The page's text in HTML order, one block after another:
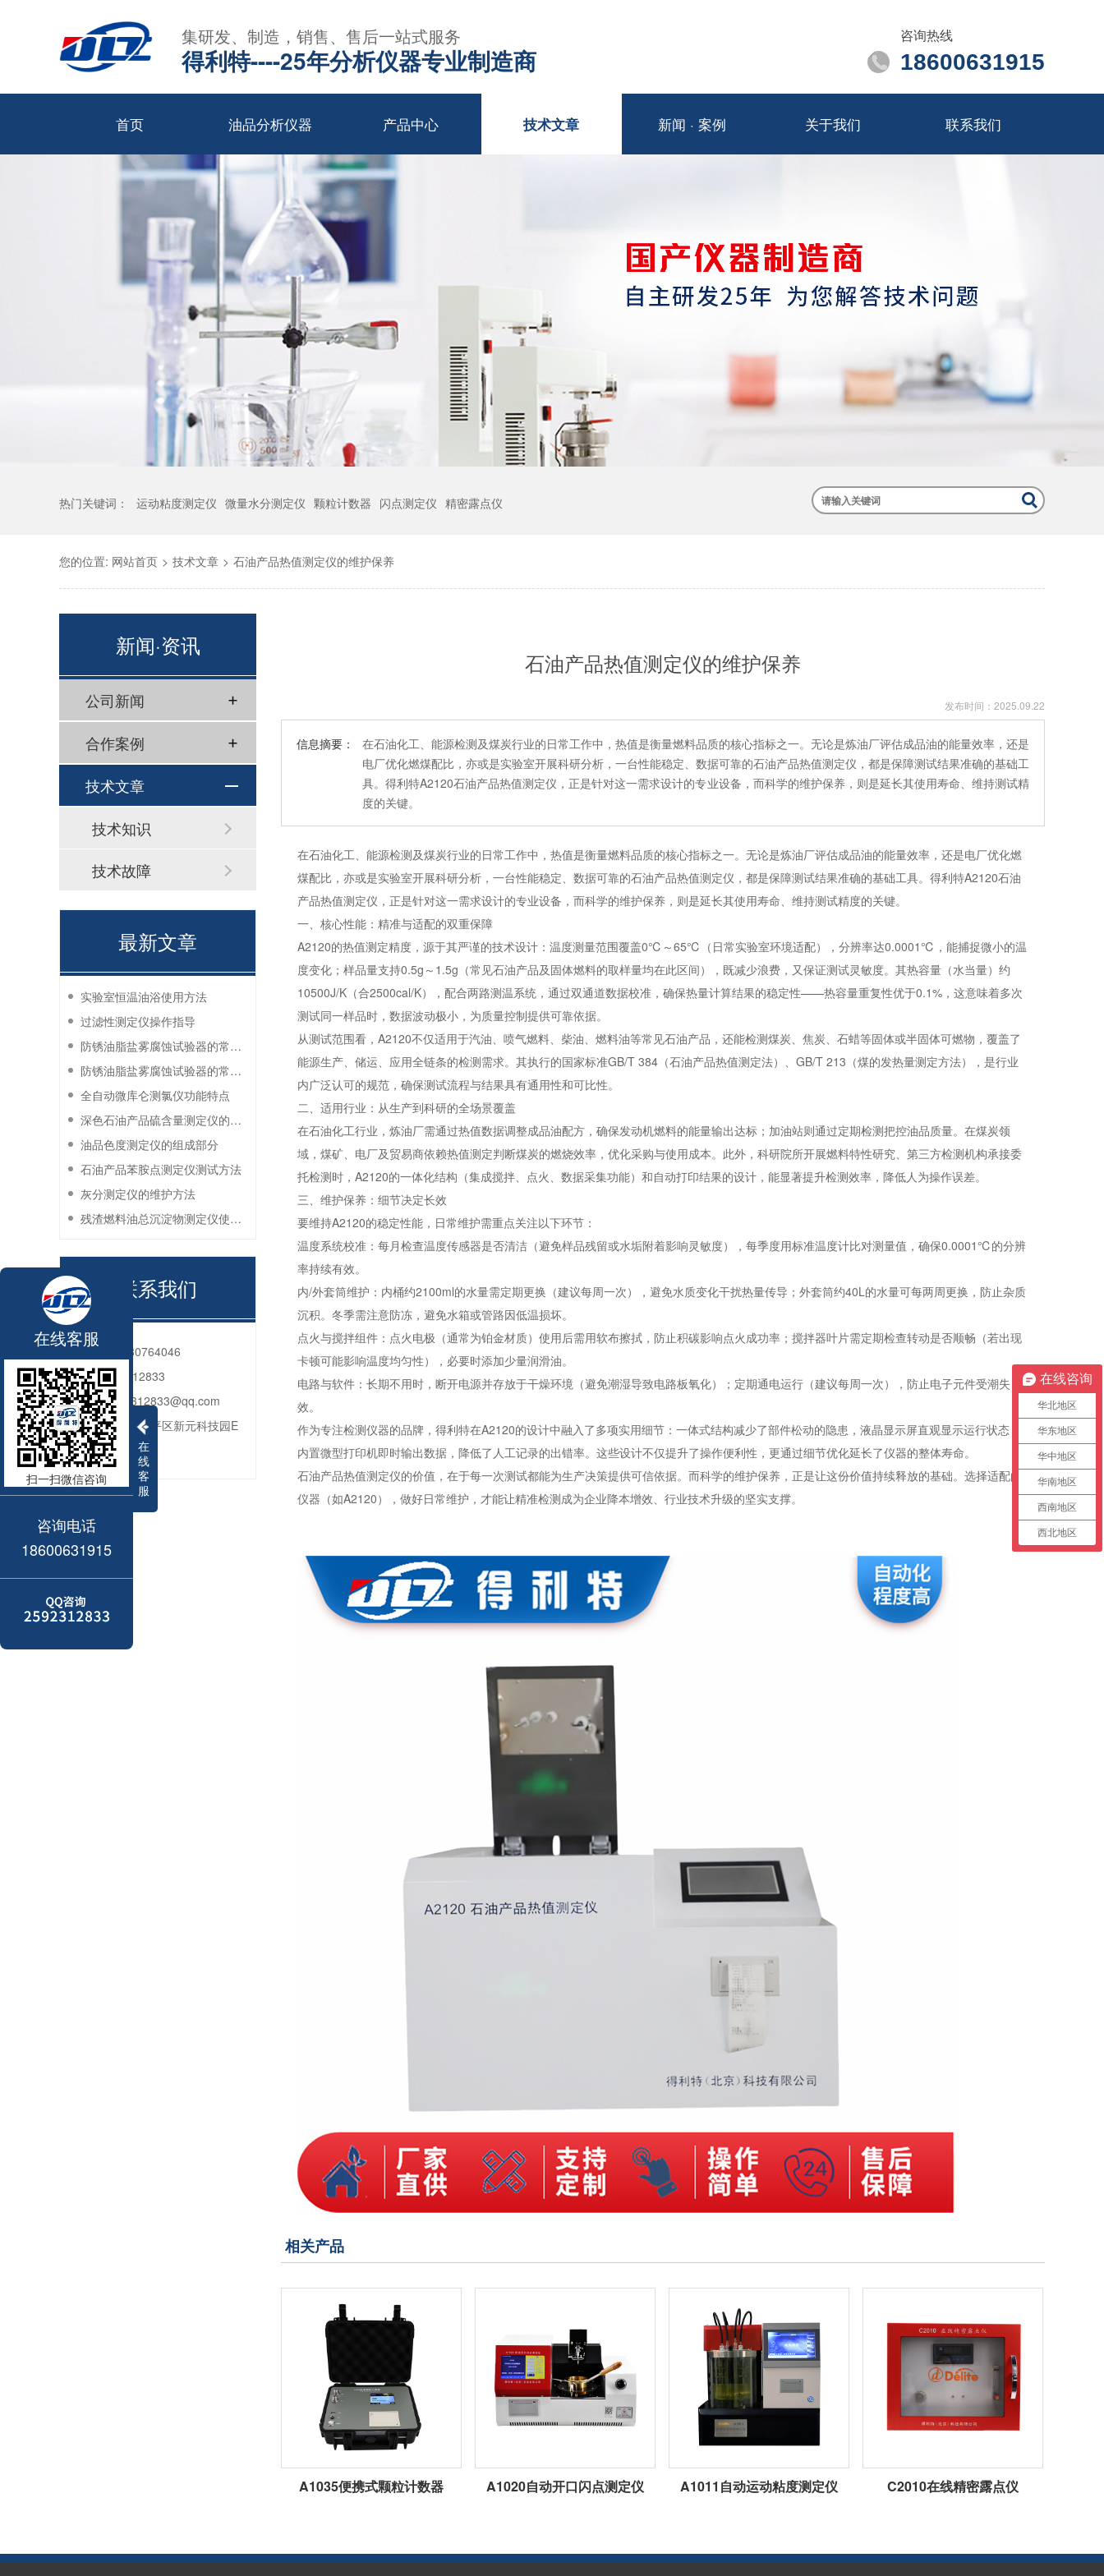
集研发、制造，销售、售后一站式服务
得利特----25年分析仪器专业制造商
咨询热线
18600631915
首页 油品分析仪器 产品中心 技术文章 新闻 · 案例 关于我们 联系我们
热门关键词： 运动粘度测定仪 微量水分测定仪 颗粒计数器 闪点测定仪 精密露点仪
您的位置: 网站首页 > 技术文章 > 石油产品热值测定仪的维护保养
石油产品热值测定仪的维护保养
发布时间： 2025.09.22
信息摘要：
在石油化工、能源检测及煤炭行业的日常工作中，热值是衡量燃料品质的核心指标之一。无论是炼油厂评估成品油的能量效率，还是
电厂优化燃煤配比，亦或是实验室开展科研分析，一台性能稳定、数据可靠的石油产品热值测定仪，都是保障测试结果准确的基础工
具。得利特A2120石油产品热值测定仪，正是针对这一需求设计的专业设备，而科学的维护保养，则是延长其使用寿命、维持测试精
度的关键。
在石油化工、能源检测及煤炭行业的日常工作中，热值是衡量燃料品质的核心指标之一。无论是炼油厂评估成品油的能量效率，还是电厂优化燃
煤配比，亦或是实验室开展科研分析，一台性能稳定、数据可靠的石油产品热值测定仪，都是保障测试结果准确的基础工具。得利特A2120石油
产品热值测定仪，正是针对这一需求设计的专业设备，而科学的维护保养，则是延长其使用寿命、维持测试精度的关键。
一、核心性能：精准与适配的双重保障
A2120的热值测定精度，源于其严谨的技术设计：温度测量范围覆盖0℃～65℃（日常实验室环境适配），分辨率达0.0001℃，能捕捉微小的温
度变化；样品量支持0.5g～1.5g（常见石油产品及固体燃料的取样量均在此区间），既减少浪费，又保证测试灵敏度。其热容量（水当量）约
10500J/K（合2500cal/K），配合两路测温系统，通过双通道数据校准，确保热量计算结果的稳定性——热容量重复性优于0.1%，这意味着多次
测试同一样品时，数据波动极小，为质量控制提供可靠依据。
从测试范围看，A2120不仅适用于汽油、喷气燃料、柴油、燃料油等常见石油产品，还能检测煤炭、焦炭、石蜡等固体或半固体可燃物，覆盖了
能源生产、储运、应用全链条的检测需求。其执行的国家标准GB/T 384（石油产品热值测定法）、GB/T 213（煤的发热量测定方法），是行业
内广泛认可的规范，确保测试流程与结果具有通用性和可比性。
二、适用行业：从生产到科研的全场景覆盖
在石油化工行业，炼油厂需通过热值数据调整成品油配方，确保发动机燃料的能量输出达标；加油站则通过定期检测把控油品质量。在煤炭领
域，煤矿、电厂及贸易商依赖热值测定判断煤炭的燃烧效率，优化采购与使用成本。此外，科研院所开展燃料特性研究、第三方检测机构承接委
托检测时，A2120的一体化结构（集成搅拌、点火、数据采集功能）和自动打印结果的设计，能显著提升检测效率，降低人为操作误差。
三、维护保养：细节决定长效
要维持A2120的稳定性能，日常维护需重点关注以下环节：
温度系统校准：每月检查温度传感器是否清洁（避免样品残留或水垢附着影响灵敏度），每季度用标准温度计比对测量值，确保0.0001℃的分辨
率持续有效。
内/外套筒维护：内桶约2100ml的水量需定期更换（建议每周一次），避免水质变化干扰热量传导；外套筒约40L的水量可每两周更换，防止杂质
沉积。冬季需注意防冻，避免水箱或管路因低温损坏。
点火与搅拌组件：点火电极（通常为铂金材质）使用后需用软布擦拭，防止积碳影响点火成功率；搅拌器叶片需定期检查转动是否顺畅（若出现
卡顿可能影响温度均匀性），必要时添加少量润滑油。
电路与软件：长期不用时，断开电源并存放于干燥环境（避免潮湿导致电路板氧化）；定期通电运行（建议每周一次），防止电子元件受潮失
效。
作为专注检测仪器的品牌，得利特在A2120的设计中融入了多项实用细节：一体式结构减少了部件松动的隐患，液晶显示屏直观显示运行状态，
内置微型打印机即时输出数据，降低了人工记录的出错率。这些设计不仅提升了操作便利性，更通过细节优化延长了仪器的整体寿命。
石油产品热值测定仪的价值，在于每一次测试都能为生产决策提供可信依据。而科学的维护保养，正是让这份价值持续释放的基础。选择适配的
仪器（如A2120），做好日常维护，才能让精准检测成为企业降本增效、行业技术升级的坚实支撑。
相关产品
A1035便携式颗粒计数器 A1020自动开口闪点测定仪 A1011自动运动粘度测定仪 C2010在线精密露点仪
新闻·资讯
公司新闻
合作案例
技术文章
技术知识
技术故障
最新文章
实验室恒温油浴使用方法
过滤性测定仪操作指导
防锈油脂盐雾腐蚀试验器的常见故障与解决方法
防锈油脂盐雾腐蚀试验器的常见故障与解决方法
全自动微库仑测氯仪功能特点
深色石油产品硫含量测定仪的工作环境要求
油品色度测定仪的组成部分
石油产品苯胺点测定仪测试方法
灰分测定仪的维护方法
残渣燃料油总沉淀物测定仪使用注意事项
联系我们
电话：
010-80764046
QQ： 2592312833
邮箱：2592312833@qq.com
地址：北京市昌平区新元科技园E
座206
在
线
客
服
在线客服
扫一扫微信咨询
咨询电话
18600631915
在线咨询
华北地区
华东地区
华中地区
华南地区
西南地区
西北地区